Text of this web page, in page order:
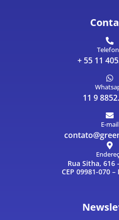
+ 55 11
11 9
E-mail
Rua Sitha, 616
CEP 09981-070 –